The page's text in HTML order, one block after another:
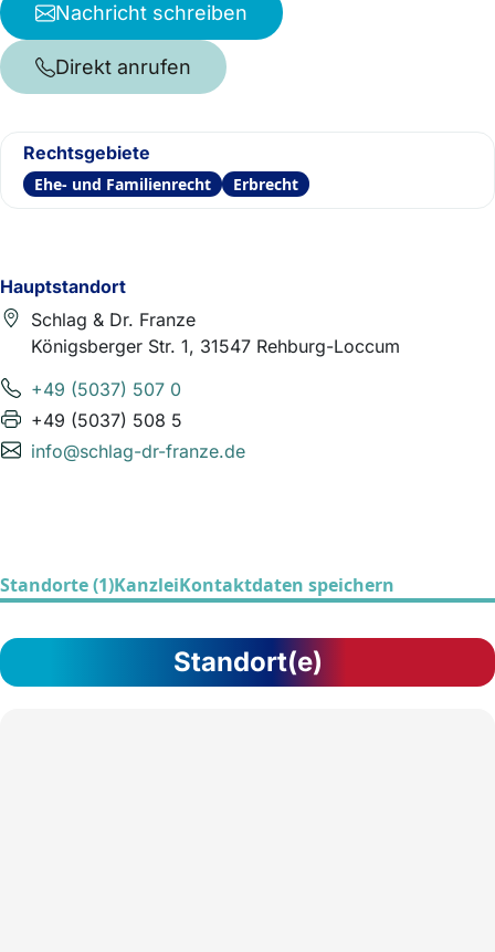
Hauptstandort
Schlag & Dr. Franze
Königsberger Str. 1, 31547 Rehburg-Loccum
+49 (5037) 507 0
+49 (5037) 508 5
info@schlag-dr-franze.de
Nachricht schreiben
Direkt anrufen
Rechtsgebiete
Ehe- und Familienrecht Erbrecht
Standorte (1)KanzleiKontaktdaten speichern
Standort(e)